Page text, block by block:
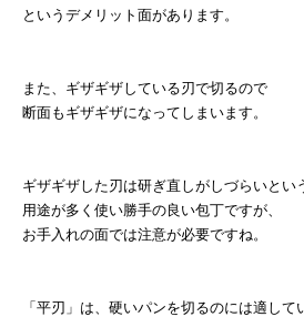
というデメリット面があります。
また、ギザギザしている刃で切るので
断面もギザギザになってしまいます。
ギザギザした刃は研ぎ直しがしづらいとい
用途が多く使い勝手の良い包丁ですが、
お手入れの面では注意が必要ですね。
「平刃」は、硬いパンを切るのには適して